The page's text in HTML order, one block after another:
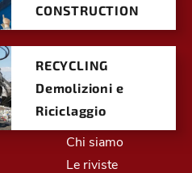
CONSTRUCTION
RECYCLING
Demolizioni e
Riciclaggio
Chi siamo
Le riviste